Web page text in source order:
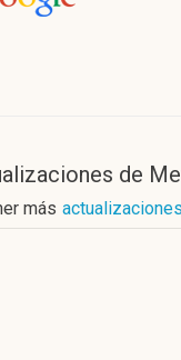
de
más